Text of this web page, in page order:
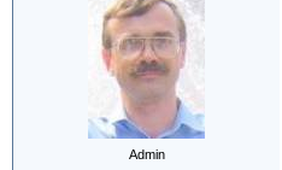
Admin